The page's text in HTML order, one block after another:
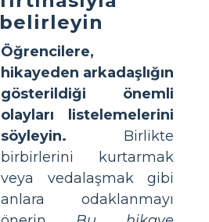
belirleyin
Öğrencilere,
hikayeden arkadaşlığın
gösterildiği önemli
olayları listelemelerini
söyleyin. Birlikte
birbirlerini kurtarmak
veya vedalaşmak gibi
anlara odaklanmayı